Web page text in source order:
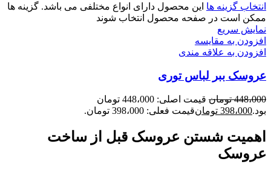
انتخاب گزینه ها این محصول دارای انواع مختلفی می باشد. گزینه ها
ممکن است در صفحه محصول انتخاب شوند
نمایش سریع
افزودن به مقایسه
افزودن به علاقه مندی
عروسک ببر لباس توری
448،000 تومان
قیمت اصلی: 448،000 تومان
بود.398،000 تومانقیمت فعلی: 398،000 تومان.
اهمیت شستن عروسک قبل از ساخت
عروسک